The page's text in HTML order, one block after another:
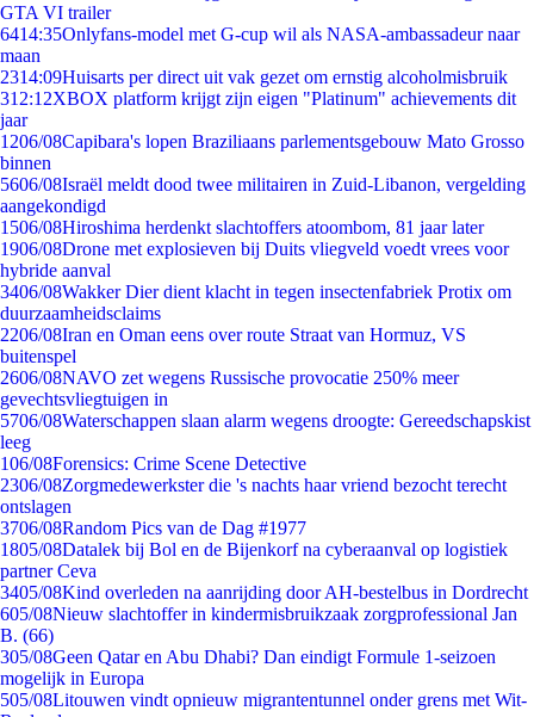
GTA VI trailer
6414:35Onlyfans-model met G-cup wil als NASA-ambassadeur naar
maan
2314:09Huisarts per direct uit vak gezet om ernstig alcoholmisbruik
312:12XBOX platform krijgt zijn eigen "Platinum" achievements dit
jaar
1206/08Capibara's lopen Braziliaans parlementsgebouw Mato Grosso
binnen
5606/08Israël meldt dood twee militairen in Zuid-Libanon, vergelding
aangekondigd
1506/08Hiroshima herdenkt slachtoffers atoombom, 81 jaar later
1906/08Drone met explosieven bij Duits vliegveld voedt vrees voor
hybride aanval
3406/08Wakker Dier dient klacht in tegen insectenfabriek Protix om
duurzaamheidsclaims
2206/08Iran en Oman eens over route Straat van Hormuz, VS
buitenspel
2606/08NAVO zet wegens Russische provocatie 250% meer
gevechtsvliegtuigen in
5706/08Waterschappen slaan alarm wegens droogte: Gereedschapskist
leeg
106/08Forensics: Crime Scene Detective
2306/08Zorgmedewerkster die 's nachts haar vriend bezocht terecht
ontslagen
3706/08Random Pics van de Dag #1977
1805/08Datalek bij Bol en de Bijenkorf na cyberaanval op logistiek
partner Ceva
3405/08Kind overleden na aanrijding door AH-bestelbus in Dordrecht
605/08Nieuw slachtoffer in kindermisbruikzaak zorgprofessional Jan
B. (66)
305/08Geen Qatar en Abu Dhabi? Dan eindigt Formule 1-seizoen
mogelijk in Europa
505/08Litouwen vindt opnieuw migrantentunnel onder grens met Wit-